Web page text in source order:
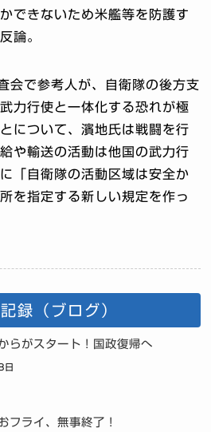
できないため米艦等を防護す
論。
会で参考人が、自衛隊の後方支
力行使と一体化する恐れが極
について、濱地氏は戦闘を行
や輸送の活動は他国の武力行
「自衛隊の活動区域は安全か
を指定する新しい規定を作っ
録（ブログ）
らがスタート！国政復帰へ
日
フライ、無事終了！